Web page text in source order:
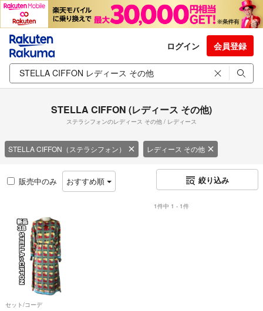
ログイン 会員登録
STELLA CIFFON (レディース その他)
ステラシフォンのレディース その他 / レディース
STELLA CIFFON（ステラシフォン） レディース その他
販売中のみ おすすめ順 絞り込み
1件中 1 - 1件
セット/コーデ